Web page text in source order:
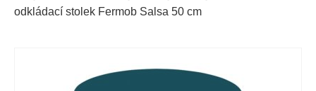
odkládací stolek Fermob Salsa 50 cm